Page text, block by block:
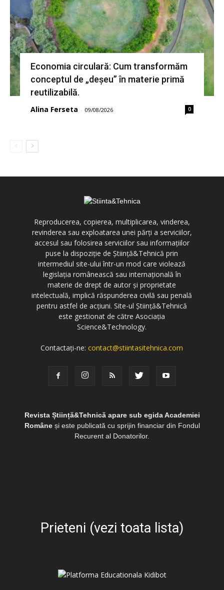
Economia circulară: Cum transformăm
conceptul de „deșeu” în materie primă
reutilizabilă.
Alina Ferseta - 09/08/2026 0
Reproducerea, copierea, multiplicarea, vinderea,
revinderea sau exploatarea unei părți a serviciilor,
accesul sau folosirea serviciilor sau informațiilor
puse la dispoziție de Știință&Tehnică prin
intermediul site-ului într-un mod care violează
legislația românească sau internațională în
materie de drept de autor și proprietate
intelectuală, implică răspunderea civilă sau penală
pentru astfel de acțiuni. Site-ul Știință&Tehnică
este gestionat de către Asociația
Science&Technology.
Contactați-ne:contact@stiintasitehnica.com
Revista Știință&Tehnică apare sub egida Academiei
Româneși este publicată cu sprijin financiar din Fondul
Recurent al Donatorilor.
Prieteni (vezi toata lista)